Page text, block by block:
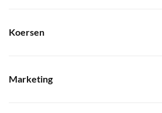
Koersen
Marketing